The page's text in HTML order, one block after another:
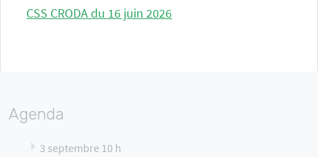
CSS CRODA du 16 juin 2026
Agenda
3 septembre 10 h